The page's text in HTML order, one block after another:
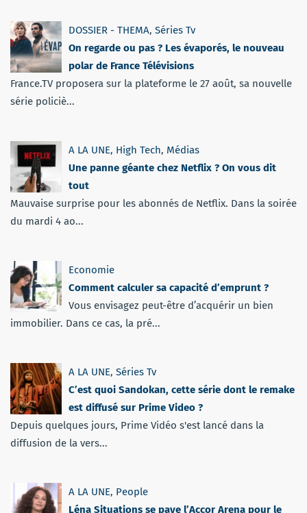
DOSSIER - THEMA, Séries Tv
On regarde ou pas ? Les évaporés, le nouveau
polar de France Télévisions
France.TV proposera sur la plateforme le 27 août, sa nouvelle
série policiè...
A LA UNE, High Tech, Médias
Une panne géante chez Netflix ? On vous dit
tout
Mauvaise surprise pour les abonnés de Netflix. Dans la soirée
du mardi 4 ao...
Economie
Comment calculer sa capacité d’emprunt ?
Vous envisagez peut-être d’acquérir un bien
immobilier. Dans ce cas, la pré...
A LA UNE, Séries Tv
C’est quoi Sandokan, cette série dont le remake
est diffusé sur Prime Video ?
Depuis quelques jours, Prime Vidéo s'est lancé dans la
diffusion de la vers...
A LA UNE, People
Léna Situations se paye l’Accor Arena pour le